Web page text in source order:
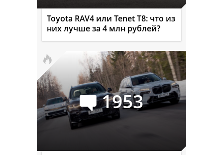
Toyota RAV4 или Tenet T8: что из
них лучше за 4 млн рублей?
1953